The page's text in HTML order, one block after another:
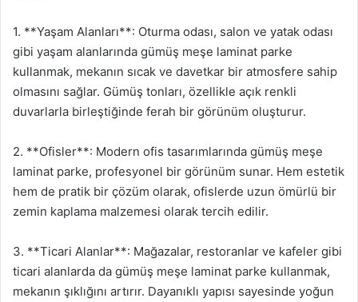
1. **Yaşam Alanları**: Oturma odası, salon ve yatak odası
gibi yaşam alanlarında gümüş meşe laminat parke
kullanmak, mekanın sıcak ve davetkar bir atmosfere sahip
olmasını sağlar. Gümüş tonları, özellikle açık renkli
duvarlarla birleştiğinde ferah bir görünüm oluşturur.
2. **Ofisler**: Modern ofis tasarımlarında gümüş meşe
laminat parke, profesyonel bir görünüm sunar. Hem estetik
hem de pratik bir çözüm olarak, ofislerde uzun ömürlü bir
zemin kaplama malzemesi olarak tercih edilir.
3. **Ticari Alanlar**: Mağazalar, restoranlar ve kafeler gibi
ticari alanlarda da gümüş meşe laminat parke kullanmak,
mekanın şıklığını artırır. Dayanıklı yapısı sayesinde yoğun